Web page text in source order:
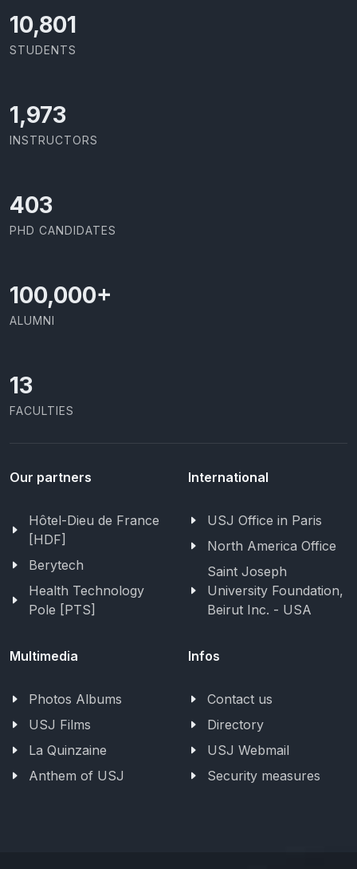
11,418
STUDENTS
2,086
INSTRUCTORS
426
PHD CANDIDATES
100,000+
ALUMNI
13
FACULTIES
Our partners
Hôtel-Dieu de France
[HDF]
Berytech
Health Technology
Pole [PTS]
International
USJ Office in Paris
North America Office
Saint Joseph
University Foundation,
Beirut Inc. - USA
Multimedia
Photos Albums
USJ Films
La Quinzaine
Anthem of USJ
Infos
Contact us
Directory
USJ Webmail
Security measures